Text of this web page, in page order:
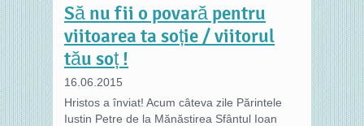
Să nu fii o povară pentru
viitoarea ta soție / viitorul
tău soț !
16.06.2015
Hristos a înviat! Acum câteva zile Părintele
Iustin Petre de la Mănăstirea Sfântul Ioan